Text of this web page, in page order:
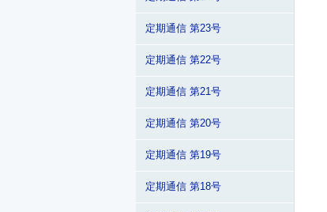
定期通信 第23号
定期通信 第22号
定期通信 第21号
定期通信 第20号
定期通信 第19号
定期通信 第18号